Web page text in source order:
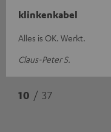
klinkenkabel
Alles is OK. Werkt.
Claus-Peter S.
10 / 37